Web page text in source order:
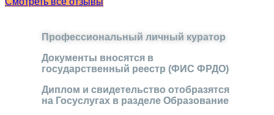
Профессиональный личный куратор
Документы вносятся в
государственный реестр (ФИС ФРДО)
Диплом и свидетельство отобразятся
на Госуслугах в разделе Образование